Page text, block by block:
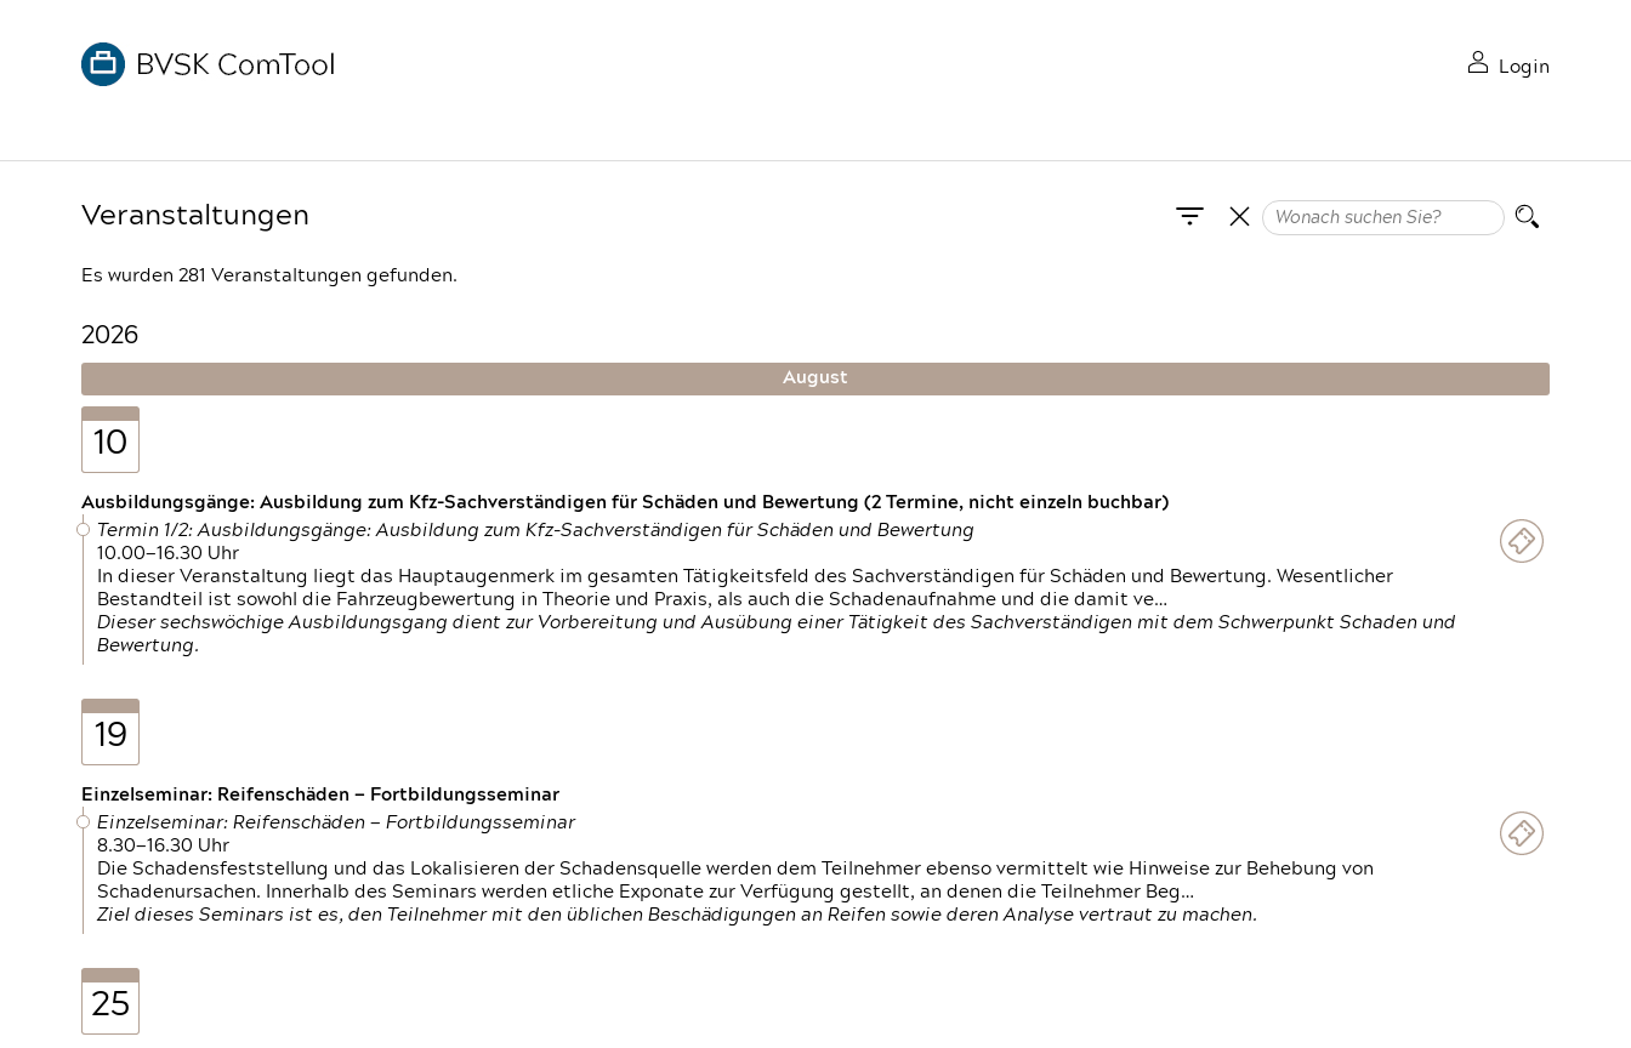
Login
Veranstaltungen
Es wurden 281 Veranstaltungen gefunden.
2026
August
10
Ausbildungsgänge: Ausbildung zum Kfz-Sachverständigen für Schäden und Bewertung (2 Termine, nicht einzeln buchbar)
Termin 1/2: Ausbildungsgänge: Ausbildung zum Kfz-Sachverständigen für Schäden und Bewertung
10.00—16.30 Uhr
In dieser Veranstaltung liegt das Hauptaugenmerk im gesamten Tätigkeitsfeld des Sachverständigen für Schäden und Bewertung. Wesentlicher
Bestandteil ist sowohl die Fahrzeugbewertung in Theorie und Praxis, als auch die Schadenaufnahme und die damit ve…
Dieser sechswöchige Ausbildungsgang dient zur Vorbereitung und Ausübung einer Tätigkeit des Sachverständigen mit dem Schwerpunkt Schaden und
Bewertung.
19
Einzelseminar: Reifenschäden — Fortbildungsseminar
Einzelseminar: Reifenschäden — Fortbildungsseminar
8.30—16.30 Uhr
Die Schadensfeststellung und das Lokalisieren der Schadensquelle werden dem Teilnehmer ebenso vermittelt wie Hinweise zur Behebung von
Schadenursachen. Innerhalb des Seminars werden etliche Exponate zur Verfügung gestellt, an denen die Teilnehmer Beg…
Ziel dieses Seminars ist es, den Teilnehmer mit den üblichen Beschädigungen an Reifen sowie deren Analyse vertraut zu machen.
25